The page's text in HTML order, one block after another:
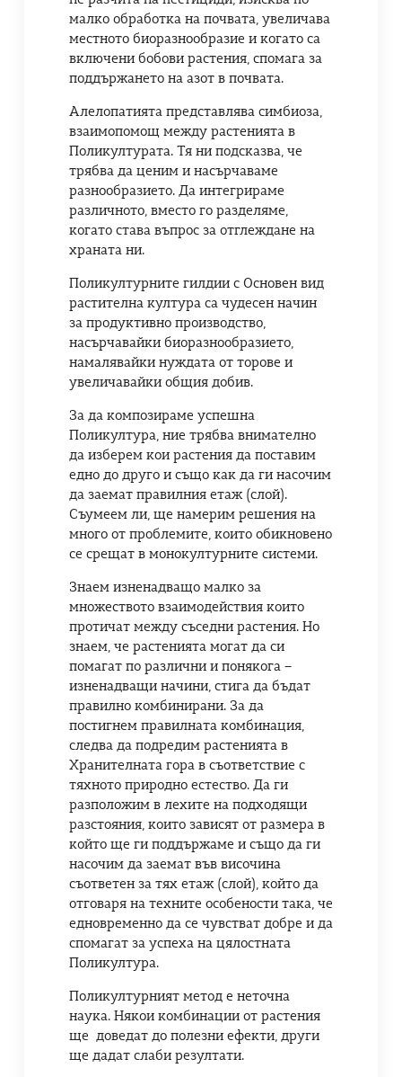
малко обработка на почвата, увеличава
местното биоразнообразие и когато са
включени бобови растения, спомага за
поддържането на азот в почвата.
Алелопатията представлява симбиоза,
взаимопомощ между растенията в
Поликултурата. Тя ни подсказва, че
трябва да ценим и насърчаваме
разнообразието. Да интегрираме
различното, вместо го разделяме,
когато става въпрос за отглеждане на
храната ни.
Поликултурните гилдии с Основен вид
растителна култура са чудесен начин
за продуктивно производство,
насърчавайки биоразнообразието,
намалявайки нуждата от торове и
увеличавайки общия добив.
За да композираме успешна
Поликултура, ние трябва внимателно
да изберем кои растения да поставим
едно до друго и също как да ги насочим
да заемат правилния етаж (слой).
Съумеем ли, ще намерим решения на
много от проблемите, които обикновено
се срещат в монокултурните системи.
Знаем изненадващо малко за
множеството взаимодействия които
протичат между съседни растения. Но
знаем, че растенията могат да си
помагат по различни и понякога –
изненадващи начини, стига да бъдат
правилно комбинирани. За да
постигнем правилната комбинация,
следва да подредим растенията в
Хранителната гора в съответствие с
тяхното природно естество. Да ги
разположим в лехите на подходящи
разстояния, които зависят от размера в
който ще ги поддържаме и също да ги
насочим да заемат във височина
съответен за тях етаж (слой), който да
отговаря на техните особености така, че
едновременно да се чувстват добре и да
спомагат за успеха на цялостната
Поликултура.
Поликултурният метод е неточна
наука. Някои комбинации от растения
ще доведат до полезни ефекти, други
ще дадат слаби резултати.